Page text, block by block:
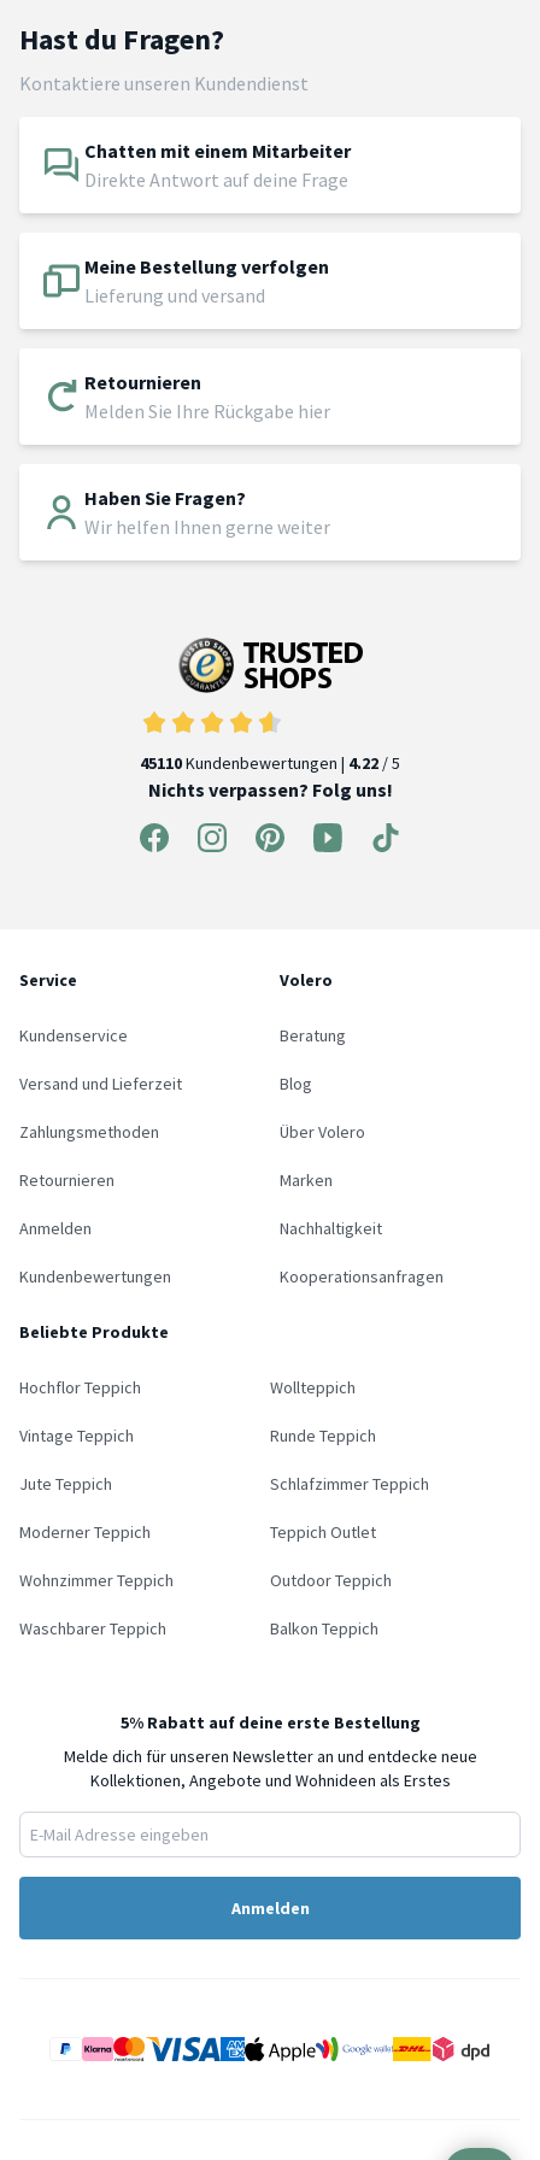
Hast du Fragen?
Kontaktiere unseren Kundendienst
Chatten mit einem Mitarbeiter
Direkte Antwort auf deine Frage
Meine Bestellung verfolgen
Lieferung und versand
Retournieren
Melden Sie Ihre Rückgabe hier
Haben Sie Fragen?
Wir helfen Ihnen gerne weiter
45110Kundenbewertungen | 4.22 / 5
Nichts verpassen? Folg uns!
Service
Kundenservice
Versand und Lieferzeit
Zahlungsmethoden
Retournieren
Anmelden
Kundenbewertungen
Volero
Beratung
Blog
Über Volero
Marken
Nachhaltigkeit
Kooperationsanfragen
Beliebte Produkte
Hochflor Teppich Wollteppich
Vintage Teppich Runde Teppich
Jute Teppich Schlafzimmer Teppich
Moderner Teppich Teppich Outlet
Wohnzimmer Teppich Outdoor Teppich
Waschbarer Teppich Balkon Teppich
5% Rabatt auf deine erste Bestellung
Melde dich für unseren Newsletter an und entdecke neue
Kollektionen, Angebote und Wohnideen als Erstes
Anmelden